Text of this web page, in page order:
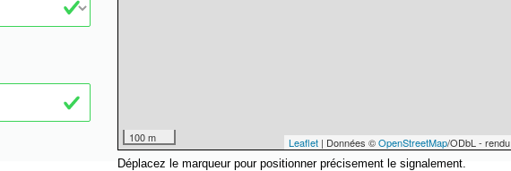
100 m Leaflet| Données ©OpenStreetMap/ODbL - rendu
Déplacez le marqueur pour positionner précisement le signalement.